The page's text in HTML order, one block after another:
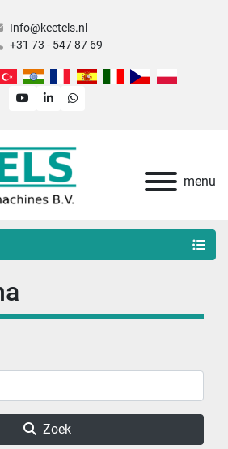
Info@keetels.nl
+31 73 - 547 87 69
youtubelinkedinwhatsapp
menu
Zoek